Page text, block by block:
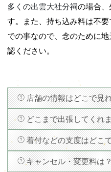
多くの出雲大社分祠の場合
す。また、持ち込み料は不
での事なので、念のために
認ください。
店舗の情報はどこで見
どこまで出張してくれ
着付などの支度はどこ
キャンセル・変更料は